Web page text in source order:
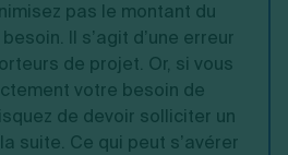
pas le montant du
Il s’agit d’une erreur
de projet. Or, si vous
votre besoin de
de devoir solliciter un
suite. Ce qui peut s’avérer